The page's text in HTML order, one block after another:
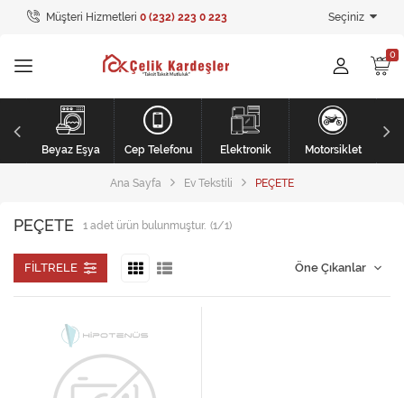
Müşteri Hizmetleri 0 (232) 223 0 223 Seçiniz
Tüm Kategoriler
Ev Tekstili
GİYİM
Kişisel Bakım
Mobilya
Mobilya
Elektronik
Beyaz Eşya
Beyaz Eşya Cep Telefonu Elektronik Motorsiklet
Ana Sayfa Ev Tekstili PEÇETE
PEÇETE 1 adet ürün bulunmuştur. (1/1)
FILTRELE